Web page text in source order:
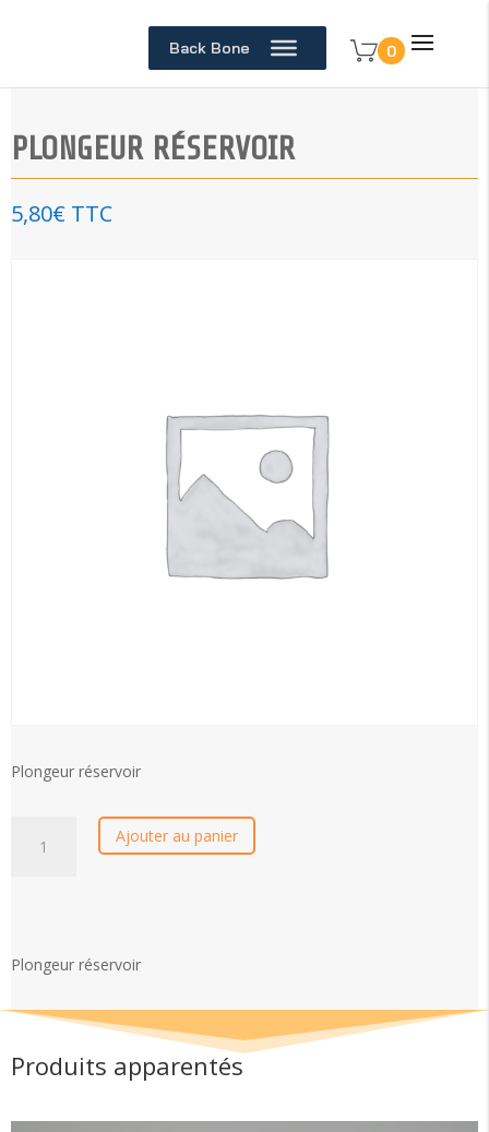
Back Bone 0
PLONGEUR RÉSERVOIR
5,80€ TTC
Plongeur réservoir
Ajouter au panier
Plongeur réservoir
Produits apparentés